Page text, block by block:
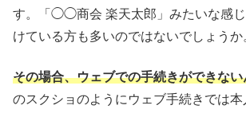
す。「◯◯商会 楽天太郎」みたいな感
けている方も多いのではないでしょうか
その場合、ウェブでの手続きができな
のスクショのようにウェブ手続きでは